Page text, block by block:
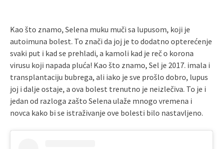
Kao što znamo, Selena muku muči sa lupusom, koji je
autoimuna bolest. To znači da joj je to dodatno opterećenje
svaki put i kad se prehladi, a kamoli kad je reč o korona
virusu koji napada pluća! Kao što znamo, Sel je 2017. imala i
transplantaciju bubrega, ali iako je sve prošlo dobro, lupus
joj i dalje ostaje, a ova bolest trenutno je neizlečiva. To je i
jedan od razloga zašto Selena ulaže mnogo vremena i
novca kako bi se istraživanje ove bolesti bilo nastavljeno.